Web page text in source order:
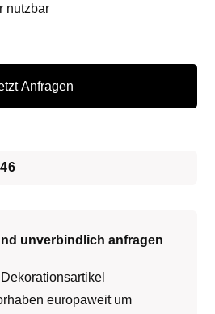
nutzbar
Anfragen
unverbindlich anfragen
europaweit um